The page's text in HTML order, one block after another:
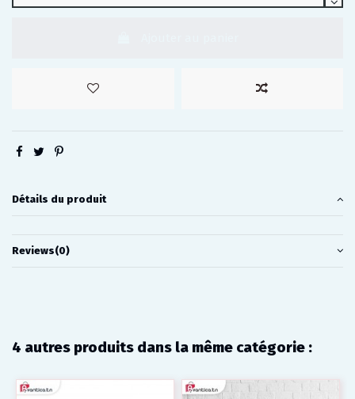
Détails du produit
Reviews(0)
4 autres produits dans la même catégorie :